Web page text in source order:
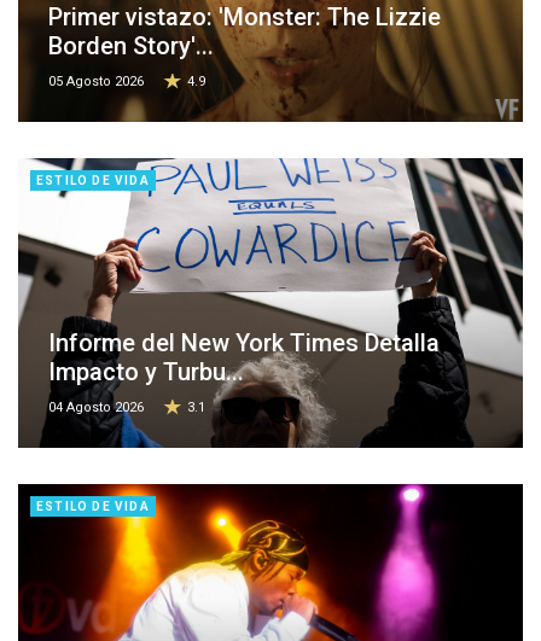
Primer vistazo: 'Monster: The Lizzie
Borden Story'...
05 Agosto 2026 4.9
ESTILO DE VIDA
Informe del New York Times Detalla
Impacto y Turbu...
04 Agosto 2026 3.1
ESTILO DE VIDA